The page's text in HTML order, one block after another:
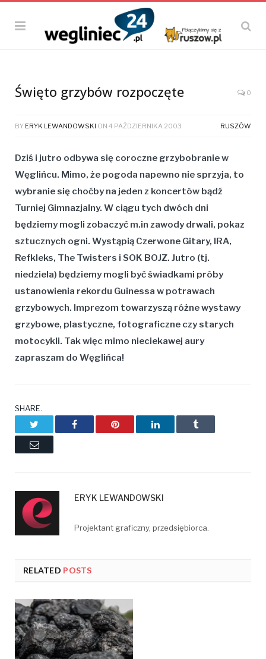
Święto grzybów rozpoczęte 0
BY ERYK LEWANDOWSKI ON 4 PAŹDZIERNIKA 2003 RUSZÓW
Dziś i jutro odbywa się coroczne grzybobranie w
Węglińcu. Mimo, że pogoda napewno nie sprzyja, to
wybranie się choćby na jeden z koncertów bądź
Turniej Gimnazjalny. W ciągu tych dwóch dni
będziemy mogli zobaczyć m.in zawody drwali, pokaz
sztucznych ogni. Wystąpią Czerwone Gitary, IRA,
Refkleks, The Twisters i SOK BOJZ. Jutro (tj.
niedziela) będziemy mogli być świadkami próby
ustanowienia rekordu Guinessa w potrawach
grzybowych. Imprezom towarzyszą różne wystawy
grzybowe, plastyczne, fotograficzne czy starych
motocykli. Tak więc mimo nieciekawej aury
zapraszam do Węglińca!
SHARE.
TwitterFacebookPinterestLinkedInTumblr
Email
ERYK LEWANDOWSKI
Projektant graficzny, przedsiębiorca.
RELATED POSTS